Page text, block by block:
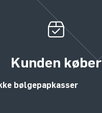
Kunden køber
bølgepapkasser